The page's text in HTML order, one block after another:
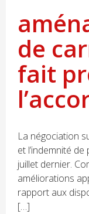
de
fait
La négociation
et l’indemnité
juillet dernier.
améliorations
rapport aux
[…]